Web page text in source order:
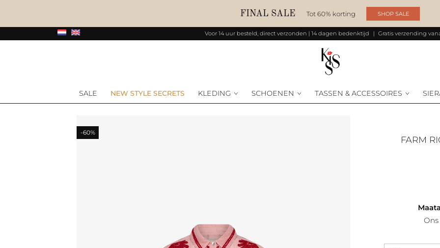
FINAL SALE Tot 60% korting SHOP SALE
Voor 14 uur besteld, direct verzonden | 14 dagen bedenktijd Gratis verzending
SALE NEW STYLE SECRETS KLEDING SCHOENEN TASSEN & ACCESSOIRES
-60%
FARM